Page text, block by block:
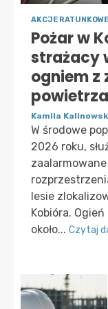
AKCJE RATUNKOWE
Pożar w
strażacy
ogniem z
powietrza
Kamila
W środowe
2026 roku,
lesie
Kobióra.
około... Czytaj